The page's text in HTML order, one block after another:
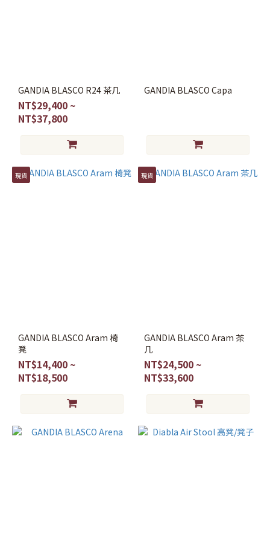
GANDIA BLASCO R24 茶几
NT$29,400 ~
NT$37,800
GANDIA BLASCO Capa
現貨
GANDIA BLASCO Aram 椅
凳
NT$14,400 ~
NT$18,500
現貨
GANDIA BLASCO Aram 茶
几
NT$24,500 ~
NT$33,600